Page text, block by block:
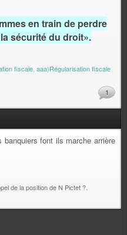
en train de perdre
la sécurité du droit».
fiscale aaa)Régularisation fiscale
1
banquiers font ils marche arrière
de la position de N Pictet ?.